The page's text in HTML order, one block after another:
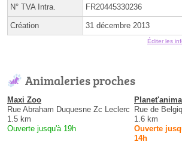
N° TVA Intra. FR20445330236
Création 31 décembre 2013
Éditer les
Animaleries proches
Maxi Zoo
Rue Abraham Duquesne Zc Leclerc
1.5 km
Ouverte jusqu'à 19h
Rue de
1.6 km
Ouverte
14h